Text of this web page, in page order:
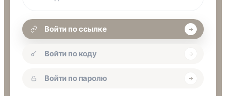
Войти по ссылке
Войти по коду
Войти по паролю